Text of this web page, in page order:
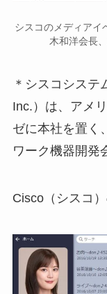
シスコのメディアイ
木和洋会長
＊シスコシステ
Inc.）は、アメ
ゼに本社を置く
ワーク機器開発
Cisco（シスコ